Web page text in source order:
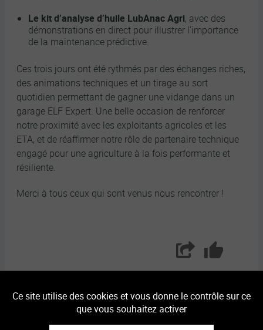
Le kit d’analyse d’huile LubAnac Agri, avec des
démonstrations en direct pour illustrer l’importance
de la maintenance prédictive.
Ces trois jours ont été rythmés par des échanges riches,
des animations techniques et un tirage au sort
quotidien permettant de gagner une vidange dans un
garage ELF Expert. Une belle occasion de renforcer
notre proximité avec les exploitants agricoles et les
ETA, et de réaffirmer notre rôle de partenaire technique
engagé pour une agriculture à la fois performante et
résiliente.
Merci à tous ceux qui sont venus nous rencontrer !
PartagerAimer
Article suivant
Ce site utilise des cookies et vous donne le contrôle sur ce
que vous souhaitez activer